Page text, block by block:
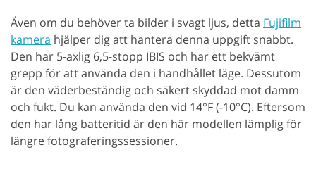
Även om du behöver ta bilder i svagt ljus, detta Fujifilm
kamera hjälper dig att hantera denna uppgift snabbt.
Den har 5-axlig 6,5-stopp IBIS och har ett bekvämt
grepp för att använda den i handhållet läge. Dessutom
är den väderbeständig och säkert skyddad mot damm
och fukt. Du kan använda den vid 14°F (-10°C). Eftersom
den har lång batteritid är den här modellen lämplig för
längre fotograferingssessioner.